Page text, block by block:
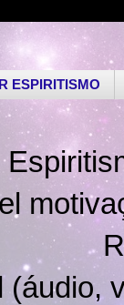
ESPIRITISMO
(áudio,